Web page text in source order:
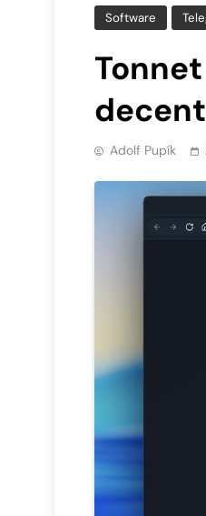
Software
Adolf Pupík